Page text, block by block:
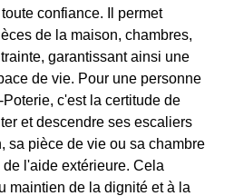
confiance. Il permet
de la maison, chambres,
garantissant ainsi une
de vie. Pour une personne
c'est la certitude de
et descendre ses escaliers
sa pièce de vie ou sa chambre
l'aide extérieure. Cela
maintien de la dignité et à la